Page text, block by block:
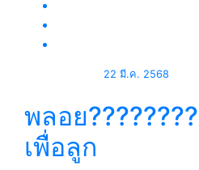
22 มี.ค. 2568
พลอย????????
เพื่อลูก